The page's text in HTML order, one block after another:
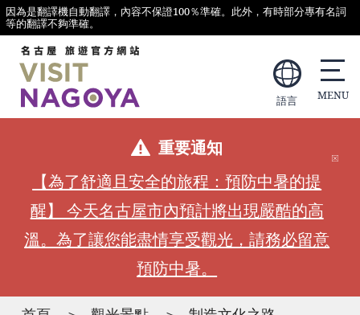
因為是翻譯機自動翻譯，內容不保證100％準確。此外，有時部分專有名詞
等的翻譯不夠準確。
語言
重要通知
【為了舒適且安全的旅程：預防中暑的提
醒】 今天名古屋市內預計將出現嚴酷的高
溫。為了讓您能盡情享受觀光，請務必留意
預防中暑。